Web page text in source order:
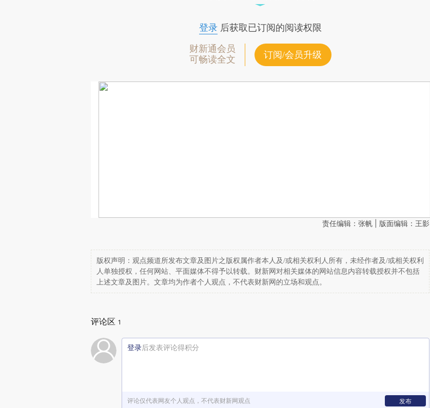
登录后获取已订阅的阅读权限
财新通会员
可畅读全文
订阅/会员升级
责任编辑：张帆 | 版面编辑：王影
版权声明：观点频道所发布文章及图片之版权属作者本人及/或相关权利人所有，未经作者及/或相关权利
人单独授权，任何网站、平面媒体不得予以转载。财新网对相关媒体的网站信息内容转载授权并不包括
上述文章及图片。文章均为作者个人观点，不代表财新网的立场和观点。
评论区 1
登录后发表评论得积分
评论仅代表网友个人观点，不代表财新网观点 发布